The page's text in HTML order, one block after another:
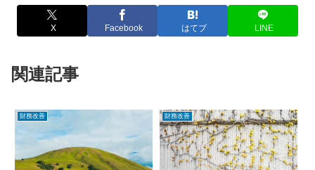
X Facebook はてブ LINE
関連記事
財務改善 財務改善